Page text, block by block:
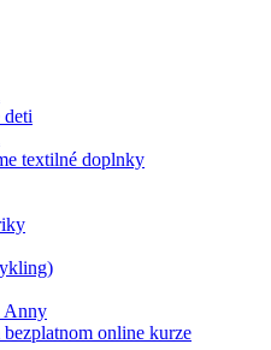
deti
textilné doplnky
Anny
online kurze